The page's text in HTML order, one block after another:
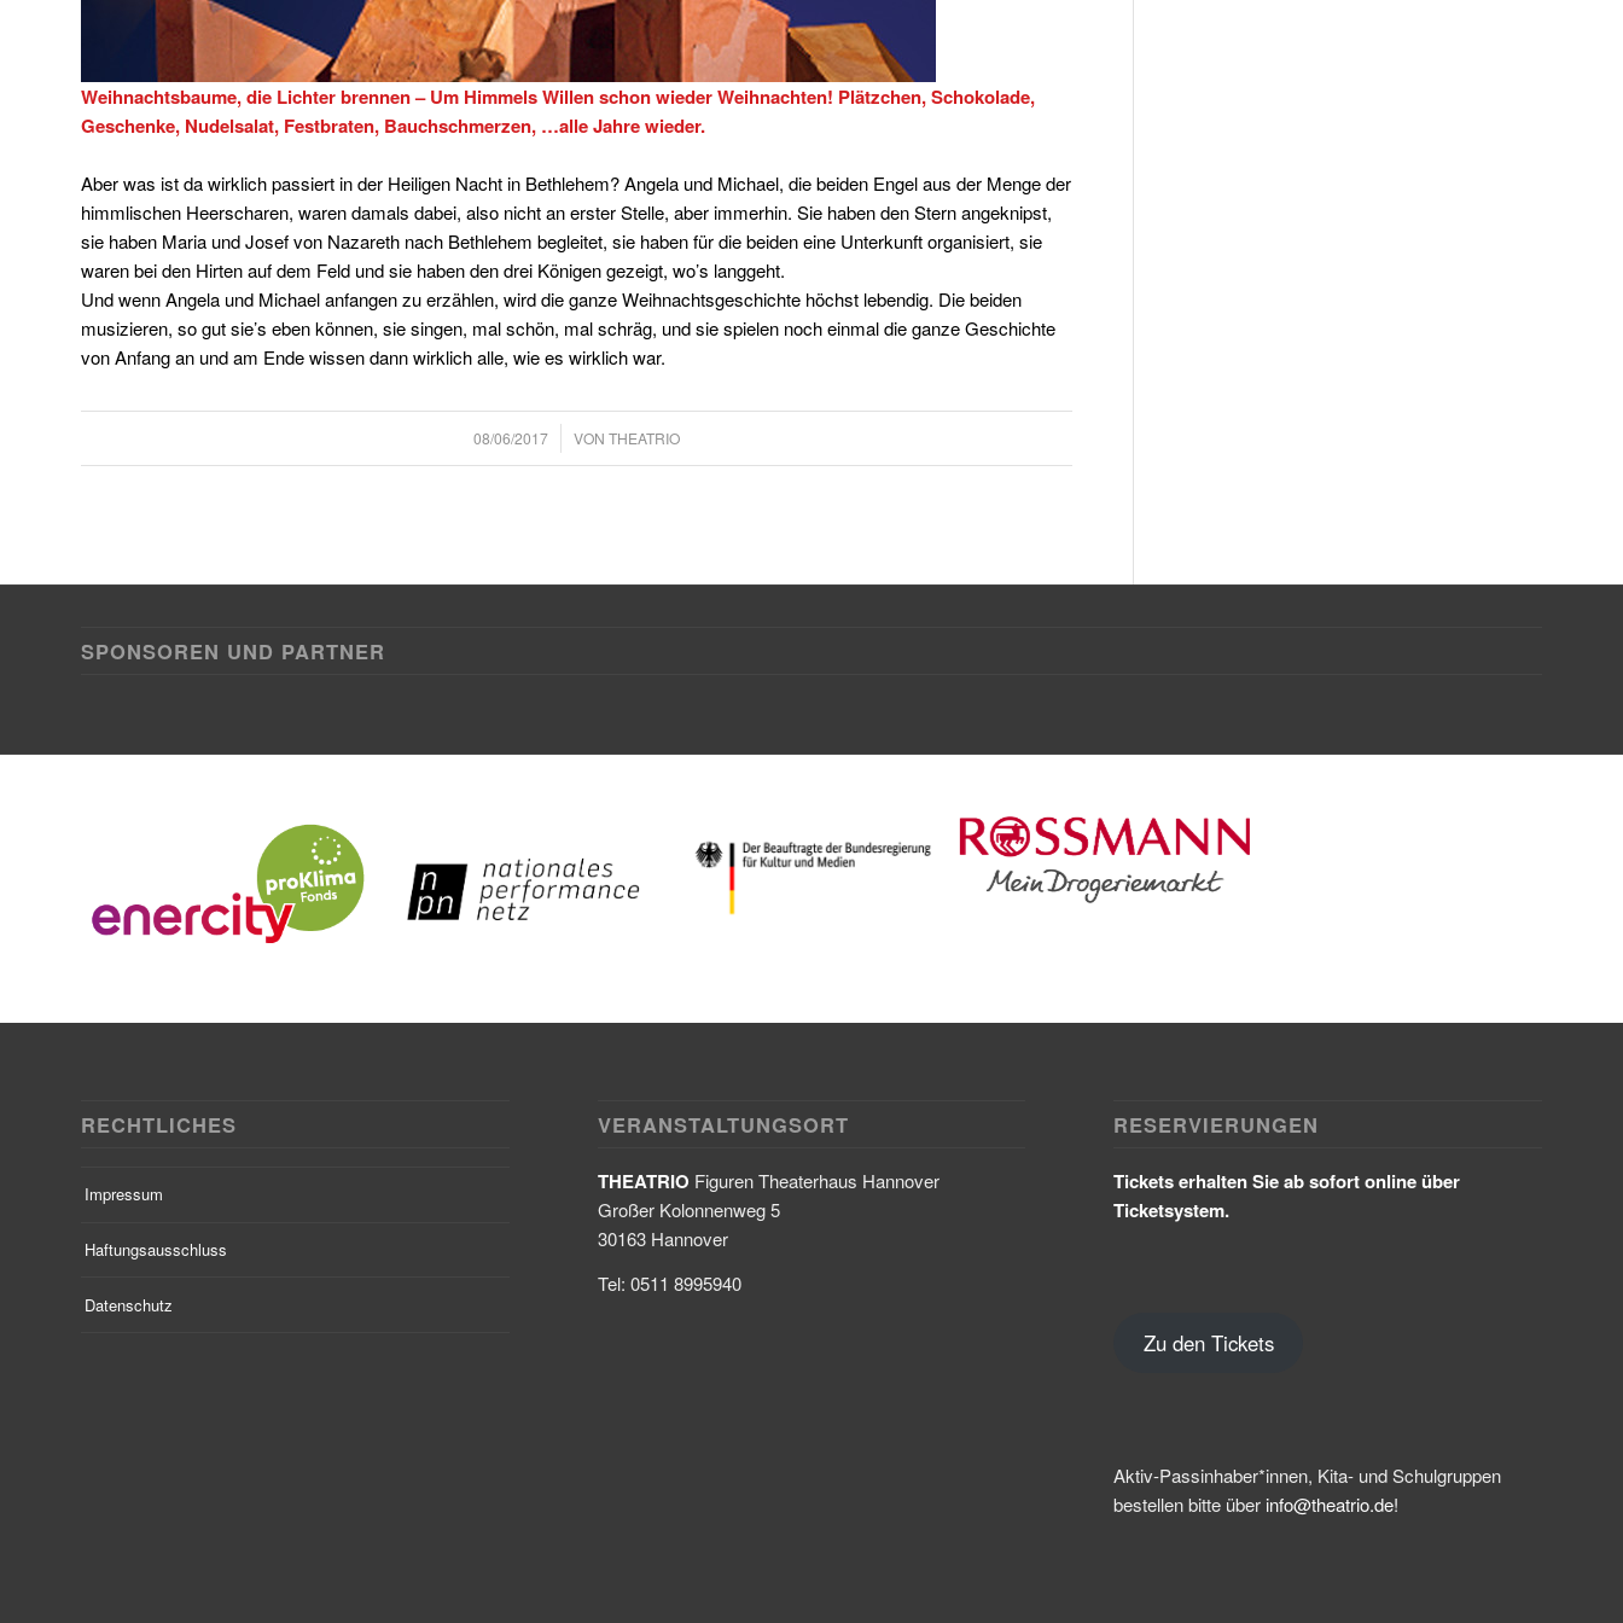
Weihnachtsbaume, die Lichter brennen – Um Himmels Willen schon wieder Weihnachten! Plätzchen, Schokolade,
Geschenke, Nudelsalat, Festbraten, Bauchschmerzen, …alle Jahre wieder.
Aber was ist da wirklich passiert in der Heiligen Nacht in Bethlehem? Angela und Michael, die beiden Engel aus der Menge der
himmlischen Heerscharen, waren damals dabei, also nicht an erster Stelle, aber immerhin. Sie haben den Stern angeknipst,
sie haben Maria und Josef von Nazareth nach Bethlehem begleitet, sie haben für die beiden eine Unterkunft organisiert, sie
waren bei den Hirten auf dem Feld und sie haben den drei Königen gezeigt, wo’s langgeht.
Und wenn Angela und Michael anfangen zu erzählen, wird die ganze Weihnachtsgeschichte höchst lebendig. Die beiden
musizieren, so gut sie’s eben können, sie singen, mal schön, mal schräg, und sie spielen noch einmal die ganze Geschichte
von Anfang an und am Ende wissen dann wirklich alle, wie es wirklich war.
08/06/2017
/ VONTHEATRIO
SPONSOREN UND PARTNER
RECHTLICHES
Impressum
Haftungsausschluss
Datenschutz
VERANSTALTUNGSORT
THEATRIO Figuren Theaterhaus Hannover
Großer Kolonnenweg 5
30163 Hannover
Tel: 0511 8995940
RESERVIERUNGEN
Tickets erhalten Sie ab sofort online über
Ticketsystem.
Zu den Tickets
Aktiv-Passinhaber*innen, Kita- und Schulgruppen
bestellen bitte über info@theatrio.de!